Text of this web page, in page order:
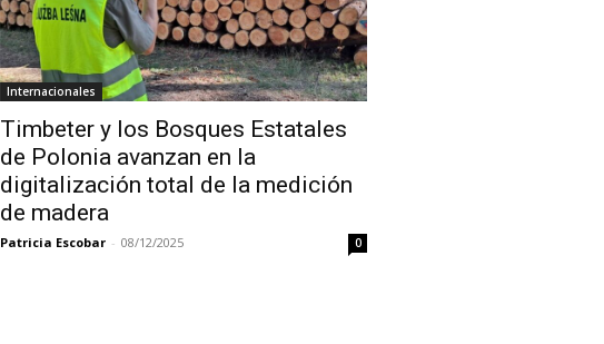
Internacionales
Timbeter y los Bosques Estatales
de Polonia avanzan en la
digitalización total de la medición
de madera
Patricia Escobar - 08/12/2025 0